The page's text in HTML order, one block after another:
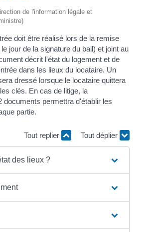
de l'information légale et
doit être réalisé lors de la remise
jour de la signature du bail) et joint au
décrit l'état du logement et de
dans les lieux du locataire. Un
dressé lorsque le locataire quittera
clés. En cas de litige, la
documents permettra d'établir les
partie.
Tout replier Tout déplier
des lieux ?